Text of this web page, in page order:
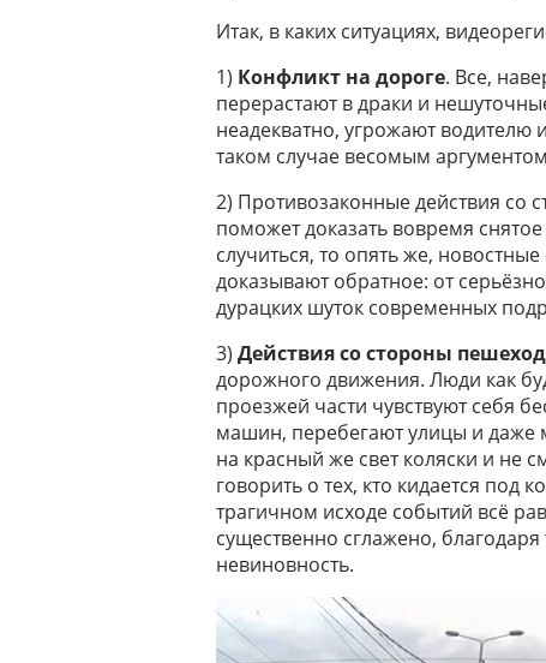
Итак, в каких ситуациях,
1) Конфликт на дороге. Все,
перерастают в драки и
неадекватно, угрожают водителю
таком случае весомым
2) Противозаконные действия со
поможет доказать вовремя
случиться, то опять же,
доказывают обратное: от
дурацких шуток современных
3) Действия со стороны
дорожного движения. Люди как
проезжей части чувствуют себя
машин, перебегают улицы и даже
на красный же свет коляски и не
говорить о тех, кто кидается под
трагичном исходе событий всё
существенно сглажено,
невиновность.